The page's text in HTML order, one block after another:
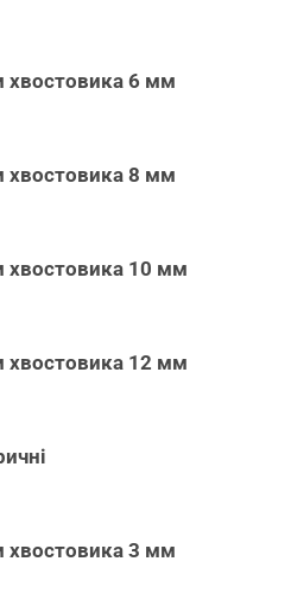
хвостовика 6 мм
хвостовика 8 мм
хвостовика 10 мм
хвостовика 12 мм
хвостовика 3 мм